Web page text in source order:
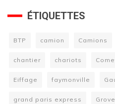
ÉTIQUETTES
BTP camion Camions
chantier chariots
Eiffage faymonville
grand paris express Grove